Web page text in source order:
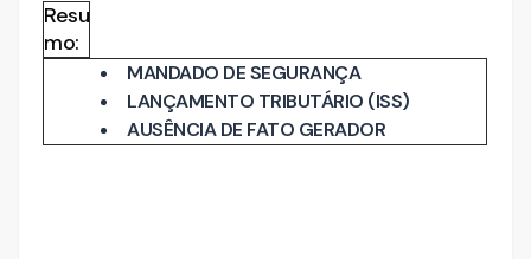
Resu
mo:
MANDADO DE SEGURANÇA
LANÇAMENTO TRIBUTÁRIO (ISS)
AUSÊNCIA DE FATO GERADOR